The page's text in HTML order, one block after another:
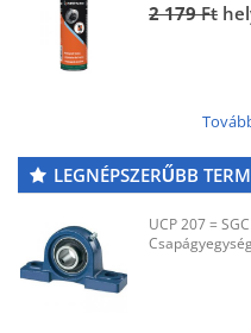
2 179 Ft
LEGNÉPSZERŰBB
UCP 207 =